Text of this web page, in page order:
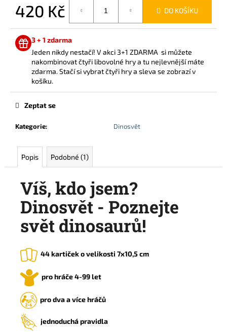
420 Kč DO KOŠÍKU
3 + 1 zdarma
Jeden nikdy nestačí! V akci 3+1 ZDARMA si můžete
nakombinovat čtyři libovolné hry a tu nejlevnější máte
zdarma. Stačí si vybrat čtyři hry a sleva se zobrazí v
košíku.
Kategorie: Dinosvět
Zeptat se
Popis Podobné (1)
Víš, kdo jsem?
Dinosvět - Poznejte
svět dinosaurů!
44 kartiček o velikosti 7x10,5 cm
pro hráče 4-99 let
pro dva a více hráčů
jednoduchá pravidla